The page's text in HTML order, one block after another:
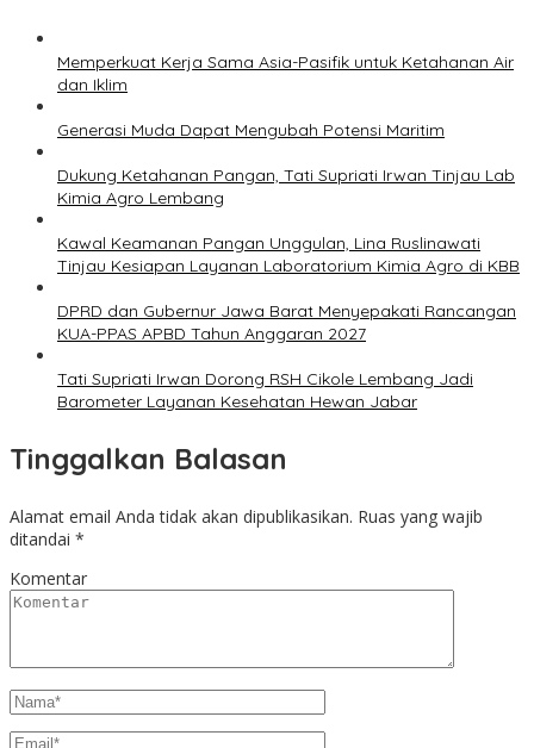
Memperkuat Kerja Sama Asia-Pasifik untuk Ketahanan Air
dan Iklim
Generasi Muda Dapat Mengubah Potensi Maritim
Dukung Ketahanan Pangan, Tati Supriati Irwan Tinjau Lab
Kimia Agro Lembang
Kawal Keamanan Pangan Unggulan, Lina Ruslinawati
Tinjau Kesiapan Layanan Laboratorium Kimia Agro di KBB
DPRD dan Gubernur Jawa Barat Menyepakati Rancangan
KUA-PPAS APBD Tahun Anggaran 2027
Tati Supriati Irwan Dorong RSH Cikole Lembang Jadi
Barometer Layanan Kesehatan Hewan Jabar
Tinggalkan Balasan
Alamat email Anda tidak akan dipublikasikan. Ruas yang wajib
ditandai *
Komentar